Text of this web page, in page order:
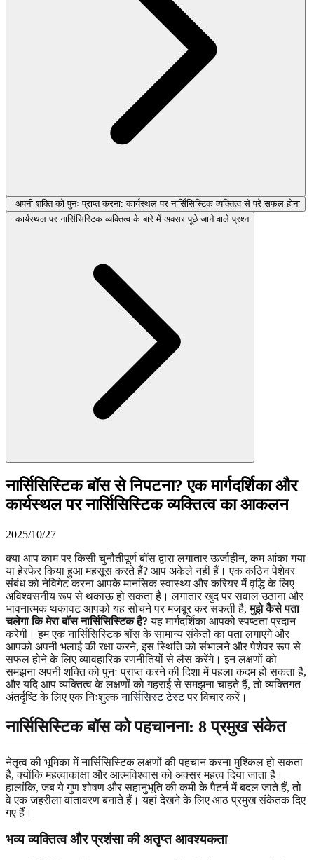
अपनी शक्ति को पुनः प्राप्त करना: कार्यस्थल पर नार्सिसिस्टिक व्यक्तित्व से परे सफल होना
कार्यस्थल पर नार्सिसिस्टिक व्यक्तित्व के बारे में अक्सर पूछे जाने वाले प्रश्न
नार्सिसिस्टिक बॉस से निपटना? एक मार्गदर्शिका और
कार्यस्थल पर नार्सिसिस्टिक व्यक्तित्व का आकलन
2025/10/27
क्या आप काम पर किसी चुनौतीपूर्ण बॉस द्वारा लगातार ऊर्जाहीन, कम आंका गया
या हेरफेर किया हुआ महसूस करते हैं? आप अकेले नहीं हैं। एक कठिन पेशेवर
संबंध को नेविगेट करना आपके मानसिक स्वास्थ्य और करियर में वृद्धि के लिए
अविश्वसनीय रूप से थकाऊ हो सकता है। लगातार खुद पर सवाल उठाना और
भावनात्मक थकावट आपको यह सोचने पर मजबूर कर सकती है,मुझे कैसे पता
चलेगा कि मेरा बॉस नार्सिसिस्टिक है? यह मार्गदर्शिका आपको स्पष्टता प्रदान
करेगी। हम एक नार्सिसिस्टिक बॉस के सामान्य संकेतों का पता लगाएंगे और
आपको अपनी भलाई की रक्षा करने, इस स्थिति को संभालने और पेशेवर रूप से
सफल होने के लिए व्यावहारिक रणनीतियों से लैस करेंगे। इन लक्षणों को
समझना अपनी शक्ति को पुनः प्राप्त करने की दिशा में पहला कदम हो सकता है,
और यदि आप व्यक्तित्व के लक्षणों को गहराई से समझना चाहते हैं, तो व्यक्तिगत
अंतर्दृष्टि के लिए एक निःशुल्कनार्सिसिस्ट टेस्टपर विचार करें।
नार्सिसिस्टिक बॉस को पहचानना: 8 प्रमुख संकेत
नेतृत्व की भूमिका में नार्सिसिस्टिक लक्षणों की पहचान करना मुश्किल हो सकता
है, क्योंकि महत्वाकांक्षा और आत्मविश्वास को अक्सर महत्व दिया जाता है।
हालांकि, जब ये गुण शोषण और सहानुभूति की कमी के पैटर्न में बदल जाते हैं, तो
वे एक जहरीला वातावरण बनाते हैं। यहां देखने के लिए आठ प्रमुख संकेतक दिए
गए हैं।
भव्य व्यक्तित्व और प्रशंसा की अतृप्त आवश्यकता